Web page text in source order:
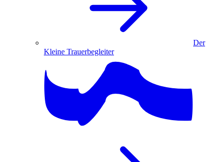
Der
Kleine Trauerbegleiter